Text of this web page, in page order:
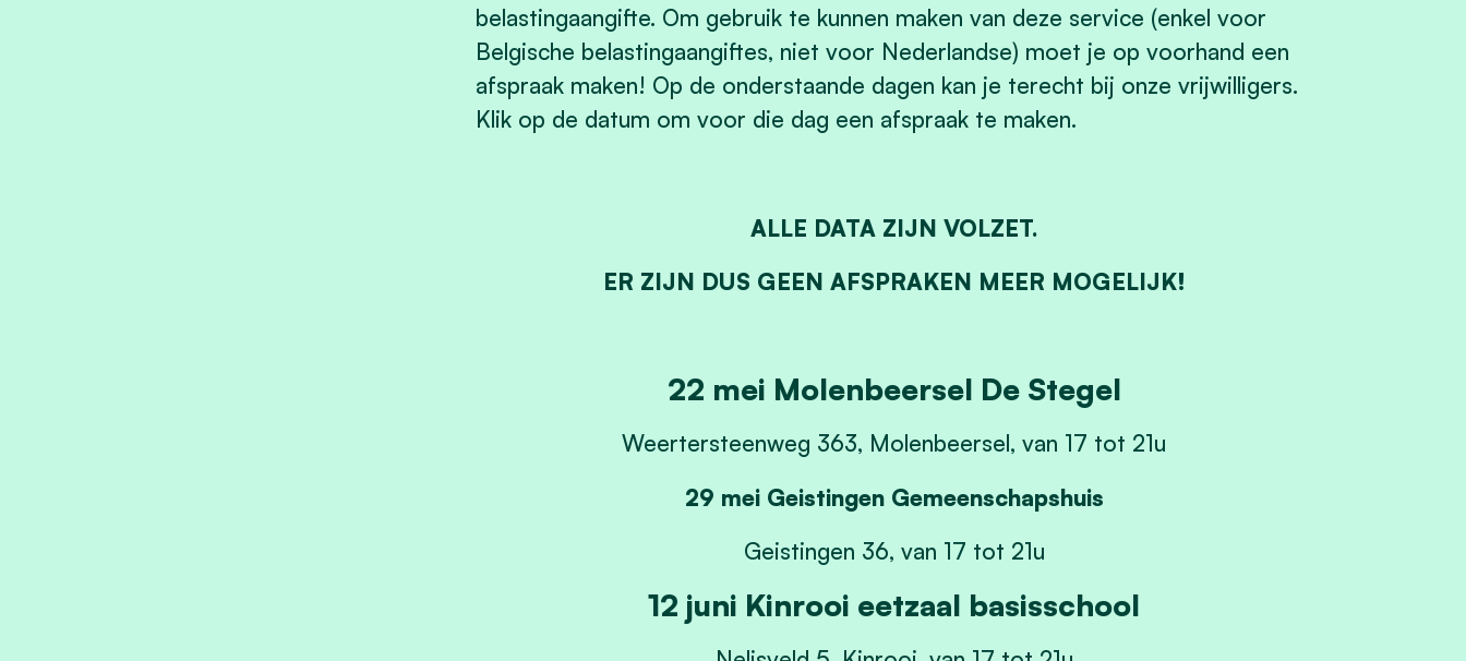
belastingaangifte. Om gebruik te kunnen maken van deze service (enkel voor
Belgische belastingaangiftes, niet voor Nederlandse) moet je op voorhand een
afspraak maken! Op de onderstaande dagen kan je terecht bij onze vrijwilligers.
Klik op de datum om voor die dag een afspraak te maken.
ALLE DATA ZIJN VOLZET.
ER ZIJN DUS GEEN AFSPRAKEN MEER MOGELIJK!
22 mei Molenbeersel De Stegel
Weertersteenweg 363, Molenbeersel, van 17 tot 21u
29 mei Geistingen Gemeenschapshuis
Geistingen 36, van 17 tot 21u
12 juni Kinrooi eetzaal basisschool